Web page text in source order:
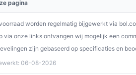
plaats de camera in de
aan. Controleer beeld,
naar wens in en test
pagina
worden regelmatig bijgewerkt via
via onze links ontvangen wij mogelijk een
zijn gebaseerd op specificaties en
06-08-2026